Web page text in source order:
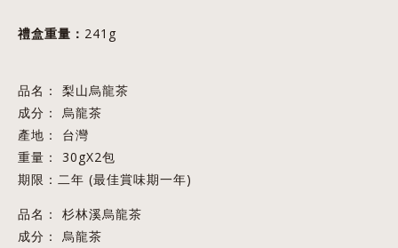
禮盒重量： 241g
品名： 梨山烏龍茶
成分： 烏龍茶
產地： 台灣
重量： 30gX2包
期限：二年 (最佳賞味期一年)
品名： 杉林溪烏龍茶
成分： 烏龍茶